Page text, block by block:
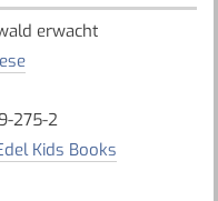
erwacht
275-2
Kids Books